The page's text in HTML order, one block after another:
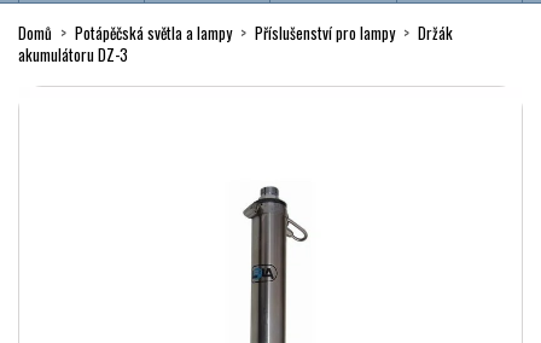
Domů Potápěčská světla a lampy Příslušenství pro lampy
Držák
akumulátoru DZ-3